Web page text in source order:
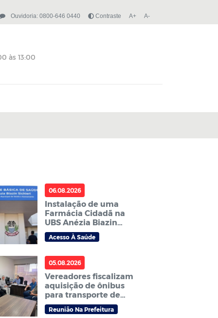
Ouvidoria: 0800-646 0440 Contraste A+ A-
06.08.2026
Instalação de uma
Farmácia Cidadã na
UBS Anézia Biazin
Sichieri é indicada por
vereador
Acesso À Saúde
05.08.2026
Vereadores fiscalizam
aquisição de ônibus
para transporte de
pacientes e cobram
agilidade no processo
Reunião Na Prefeitura